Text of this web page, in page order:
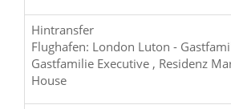
Hintransfer
Flughafen: London Luton -
Gastfamilie Executive , Residenz
House